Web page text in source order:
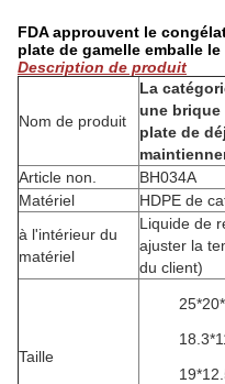
FDA approuvent le
plate de gamelle emballe
Description de produit
Nom de produit
La
une brique
plate de
Article non.
BH034A
Matériel
HDPE de
à l'intérieur du
matériel
Liquide de
ajuster la
du client)
Taille